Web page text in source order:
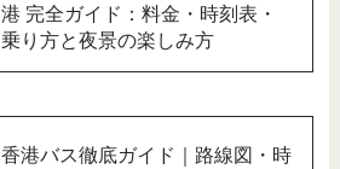
港 完全ガイド：料金・時刻表・
乗り方と夜景の楽しみ方
香港バス徹底ガイド｜路線図・時